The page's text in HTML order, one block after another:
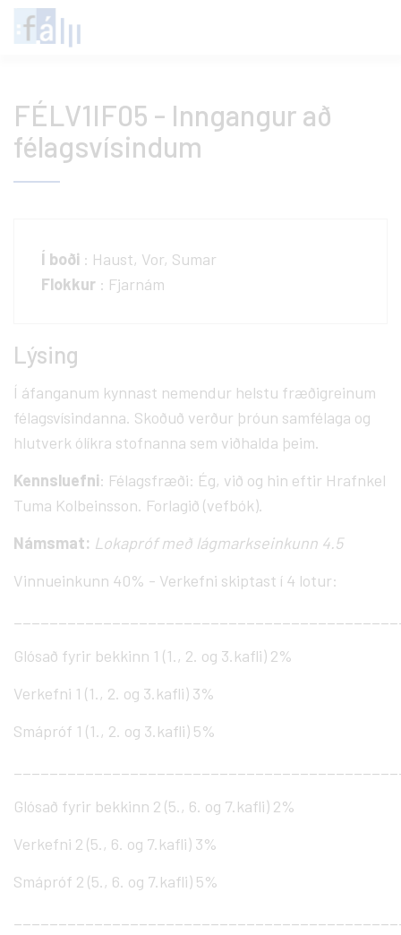
Fara
í
FÉLV1IF05 - Inngangur að
félagsvísindum
Í boði : Haust, Vor, Sumar
Flokkur : Fjarnám
Lýsing
Í áfanganum kynnast nemendur helstu fræðigreinum
félagsvísindanna. Skoðuð verður þróun samfélaga og
hlutverk ólíkra stofnanna sem viðhalda þeim.
Kennsluefni: Félagsfræði: Ég, við og hin eftir Hrafnkel
Tuma Kolbeinsson. Forlagið (vefbók).
Námsmat: Lokapróf með lágmarkseinkunn 4.5
Vinnueinkunn 40% - Verkefni skiptast í 4 lotur:
Glósað fyrir bekkinn 1 (1., 2. og 3.kafli) 2%
Verkefni 1 (1., 2. og 3.kafli) 3%
Smápróf 1 (1., 2. og 3.kafli) 5%
Glósað fyrir bekkinn 2 (5., 6. og 7.kafli) 2%
Verkefni 2 (5., 6. og 7.kafli) 3%
Smápróf 2 (5., 6. og 7.kafli) 5%